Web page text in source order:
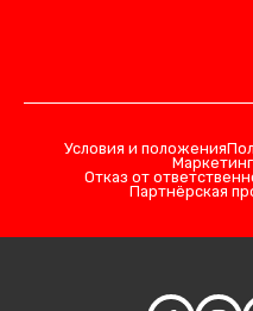
Условия и положения
Отказ от
Партнёрская